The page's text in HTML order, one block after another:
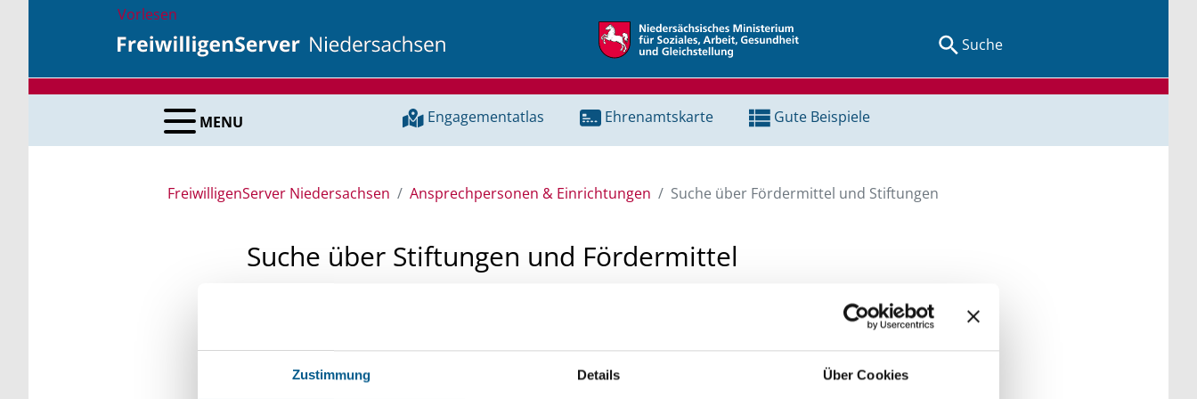
Zustimmung Details Über Cookies
Vorlesen
Suche
MENU Engagementatlas Ehrenamtskarte Gute Beispiele
FreiwilligenServer Niedersachsen Ansprechpersonen & Einrichtungen Suche über Fördermittel und Stiftungen
Suche über Stiftungen und Fördermittel
Sie suchen finanzielle Unterstützung für ein Projekt oder ein Vorhaben? Hier können Sie direkt über
Kleinschreibung beachten.